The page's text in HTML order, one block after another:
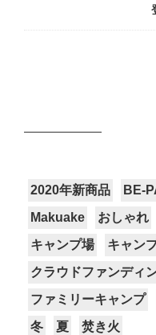
2020年新商品 BE-
Makuake
おしゃれ
キャンプ場
キャン
クラウドファンディ
ファミリーキャンプ
冬
夏 焚き火